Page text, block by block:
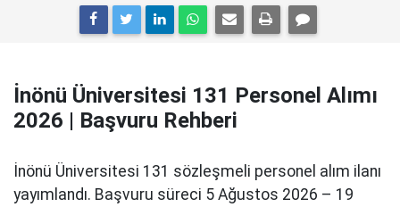
İnönü Üniversitesi 131 Personel Alımı
2026 | Başvuru Rehberi
İnönü Üniversitesi 131 sözleşmeli personel alım ilanı
yayımlandı. Başvuru süreci 5 Ağustos 2026 – 19